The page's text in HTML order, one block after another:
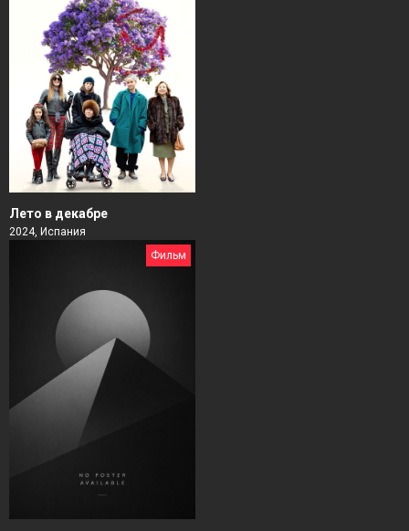
Лето в декабре
2024, Испания
Фильм